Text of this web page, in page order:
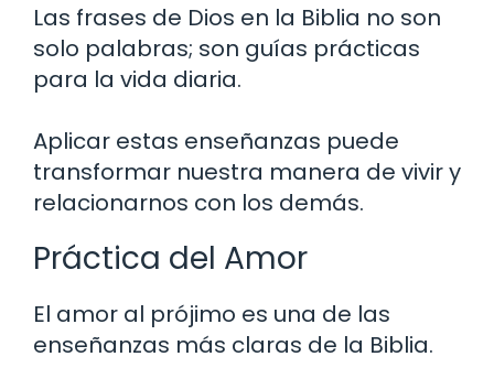
Las frases de Dios en la Biblia no son
solo palabras; son guías prácticas
para la vida diaria.
Aplicar estas enseñanzas puede
transformar nuestra manera de vivir y
relacionarnos con los demás.
Práctica del Amor
El amor al prójimo es una de las
enseñanzas más claras de la Biblia.